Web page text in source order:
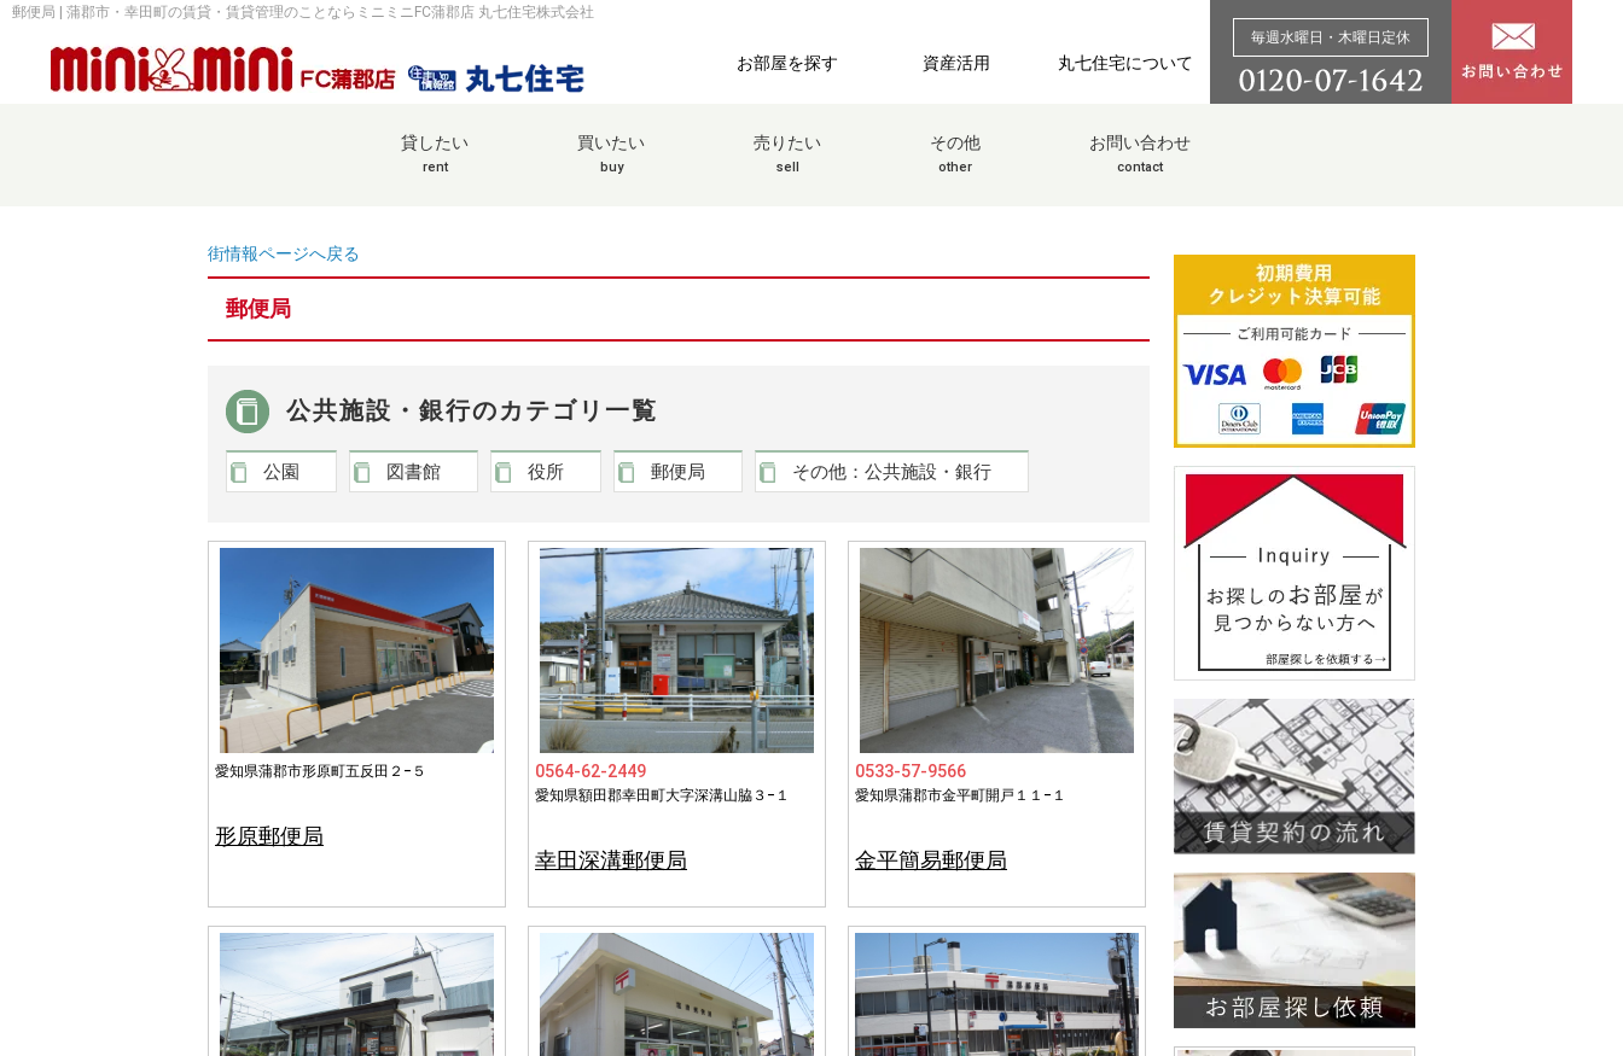
郵便局 | 蒲郡市・幸田町の賃貸・賃貸管理のことならミニミニFC蒲郡店 丸七住宅株式会社
お部屋を探す 資産活用 丸七住宅について
毎週水曜日・木曜日定休
貸したい
rent
買いたい
buy
売りたい
sell
その他
other
お問い合わせ
contact
街情報ページへ戻る
郵便局
公共施設・銀行のカテゴリ一覧
公園 図書館 役所 郵便局 その他：公共施設・銀行
愛知県蒲郡市形原町五反田２−５
形原郵便局
0564-62-2449
愛知県額田郡幸田町大字深溝山脇３−１
幸田深溝郵便局
0533-57-9566
愛知県蒲郡市金平町開戸１１−１
金平簡易郵便局